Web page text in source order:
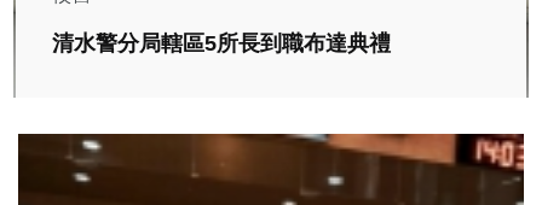
清水警分局轄區5所長到職布達典禮